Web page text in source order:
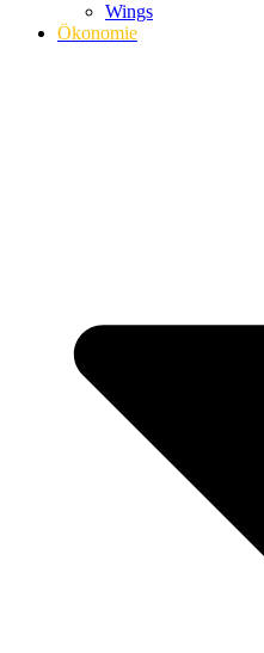
Wings
Ökonomie